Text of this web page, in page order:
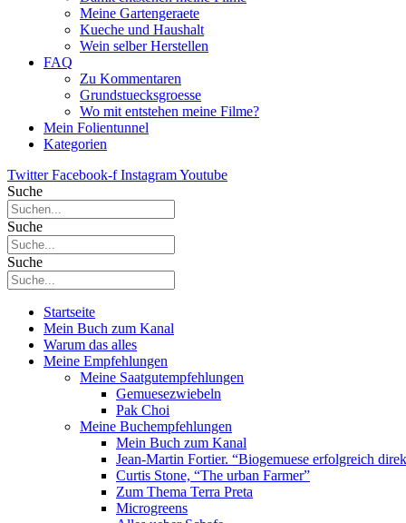
Meine Gartengeraete
Kueche und Haushalt
Wein selber Herstellen
FAQ
Zu Kommentaren
Grundstuecksgroesse
Wo mit entstehen meine Filme?
Mein Folientunnel
Kategorien
Twitter Facebook-f InstagramYoutube
Suche
Suche
Suche
Startseite
Mein Buch zum Kanal
Warum das alles
Meine Empfehlungen
Meine Saatgutempfehlungen
Gemuesezwiebeln
Pak Choi
Meine Buchempfehlungen
Mein Buch zum Kanal
Jean-Martin Fortier. “Biogemuese erfolgreich
Curtis Stone, “The urban Farmer”
Zum Thema Terra Preta
Microgreens